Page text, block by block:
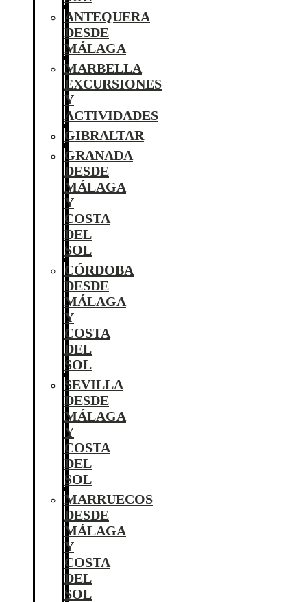
ANTEQUERA
DESDE
MÁLAGA
MARBELLA
EXCURSIONES
Y
ACTIVIDADES
GIBRALTAR
GRANADA
DESDE
MÁLAGA
Y
COSTA
DEL
SOL
CÓRDOBA
DESDE
MÁLAGA
Y
COSTA
DEL
SOL
SEVILLA
DESDE
MÁLAGA
Y
COSTA
DEL
SOL
MARRUECOS
DESDE
MÁLAGA
Y
COSTA
DEL
SOL